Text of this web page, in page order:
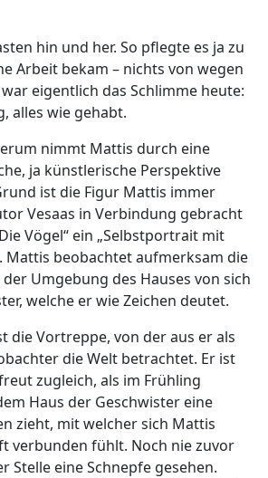
hin und her. So pflegte es ja zu
Arbeit bekam – nichts von wegen
eigentlich das Schlimme heute:
alles wie gehabt.
nimmt Mattis durch eine
ja künstlerische Perspektive
ist die Figur Mattis immer
Vesaas in Verbindung gebracht
Vögel“ ein „Selbstportrait mit
Mattis beobachtet aufmerksam die
Umgebung des Hauses von sich
welche er wie Zeichen deutet.
die Vortreppe, von der aus er als
die Welt betrachtet. Er ist
zugleich, als im Frühling
Haus der Geschwister eine
zieht, mit welcher sich Mattis
verbunden fühlt. Noch nie zuvor
Stelle eine Schnepfe gesehen.